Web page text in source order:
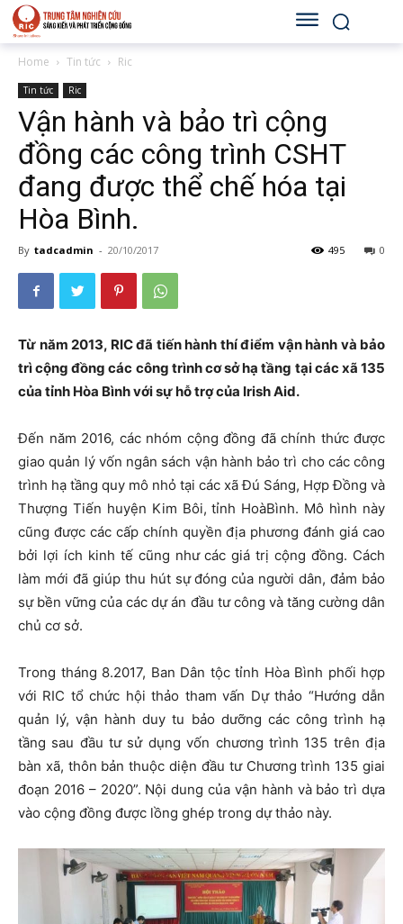
Home Tin tức Ric
Tin tức Ric
Vận hành và bảo trì cộng
đồng các công trình CSHT
đang được thể chế hóa tại
Hòa Bình.
By tadcadmin - 20/10/2017 0
495
Từ năm 2013, RIC đã tiến hành thí điểm vận hành và bảo
trì cộng đồng các công trình cơ sở hạ tầng tại các xã 135
của tỉnh Hòa Bình với sự hỗ trợ của Irish Aid.
Đến năm 2016, các nhóm cộng đồng đã chính thức được
giao quản lý vốn ngân sách vận hành bảo trì cho các công
trình hạ tầng quy mô nhỏ tại các xã Đú Sáng, Hợp Đồng và
Thượng Tiến huyện Kim Bôi, tỉnh HoàBình. Mô hình này
cũng được các cấp chính quyền địa phương đánh giá cao
bởi lợi ích kinh tế cũng như các giá trị cộng đồng. Cách
làm mới đã giúp thu hút sự đóng của người dân, đảm bảo
sự bền vững của các dự án đầu tư công và tăng cường dân
chủ cơ sở.
Trong tháng 8.2017, Ban Dân tộc tỉnh Hòa Bình phối hợp
với RIC tổ chức hội thảo tham vấn Dự thảo “Hướng dẫn
quản lý, vận hành duy tu bảo dưỡng các công trình hạ
tầng sau đầu tư sử dụng vốn chương trình 135 trên địa
bàn xã, thôn bản thuộc diện đầu tư Chương trình 135 giai
đoạn 2016 – 2020”. Nội dung của vận hành và bảo trì dựa
vào cộng đồng được lồng ghép trong dự thảo này.